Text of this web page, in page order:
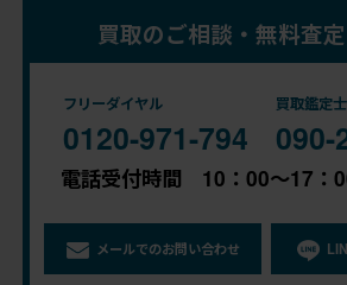
買取のご相談・無料査
フリーダイヤル
0120-971-794
買取鑑定
090-
電話受付時間 10：00～17：
メールでのお問い合わせ